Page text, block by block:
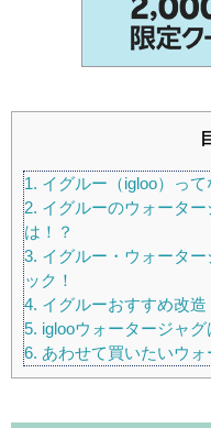
1. イグルー（igloo）っ
2. イグルーのウォータ
は！？
3. イグルー・ウォータ
ック！
4. イグルーおすすめ改造
5. iglooウォータージャ
6. あわせて買いたいウ